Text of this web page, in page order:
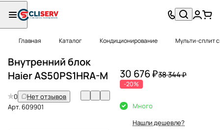
Главная Каталог Кондиционирование Мульти-сплит
Внутренний блок
Haier AS50PS1HRA-M
0
Нет отзывов
Арт.609901
30 676 ₽38 344 ₽
-20%
Много
Нашли дешевле?